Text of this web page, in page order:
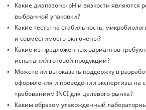
Какие диапазоны pH и вязкости являются
выбранной упаковки?
Какие тесты на стабильность,
и совместимость включены?
Какие из предложенных вариантов
испытаний готовой продукции?
Можете ли вы оказать поддержку в
оформления и проведении экспертизы на
требованиям INCI для целевого рынка?
Каким образом утвержденный